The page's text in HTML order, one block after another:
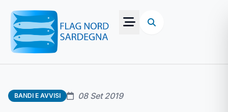
BANDI E AVVISI 08 Set 2019